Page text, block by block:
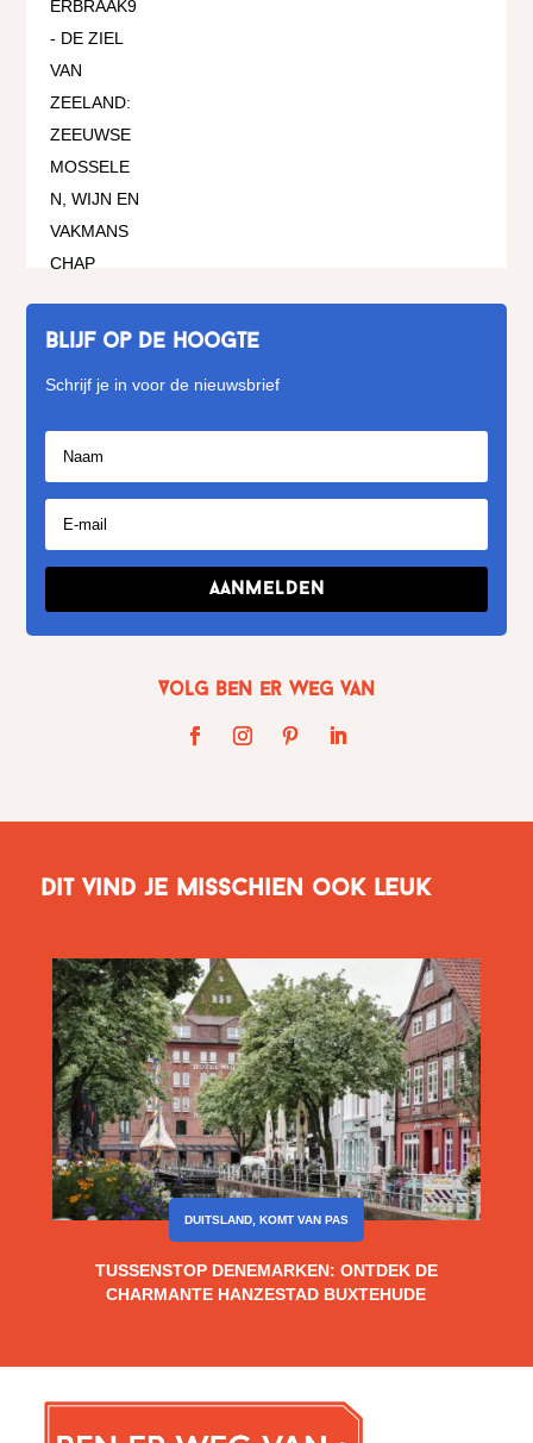
Blijf op de hoogte
Schrijf je in voor de nieuwsbrief
Aanmelden
Volg Ben er weg van
Dit vind je misschien ook leuk
TUSSENSTOP DENEMARKEN: ONTDEK DE
CHARMANTE HANZESTAD BUXTEHUDE
DUITSLAND, KOMT VAN PAS